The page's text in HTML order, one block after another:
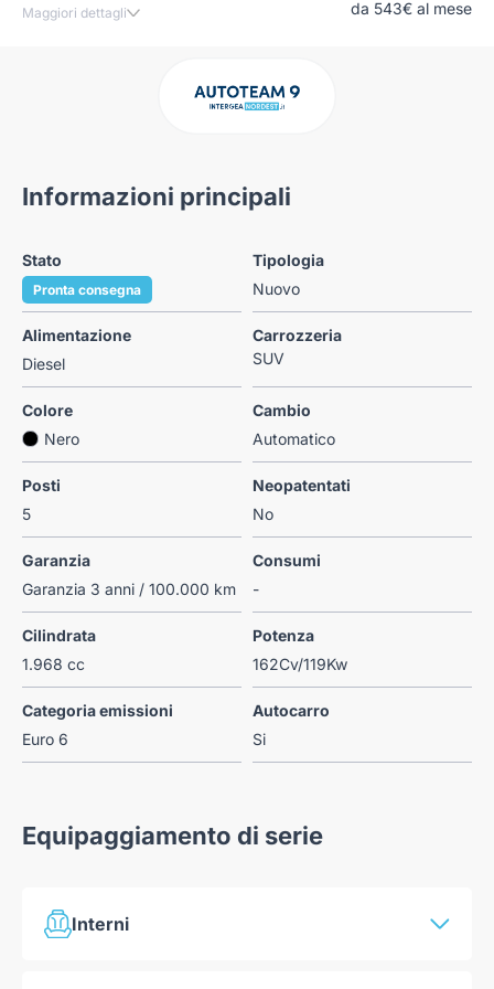
Maggiori dettagli da 543€ al mese
Informazioni principali
Stato
Pronta consegna
Tipologia
Nuovo
Alimentazione
Diesel
Carrozzeria
SUV
Colore
Nero
Cambio
Automatico
Posti
5
Neopatentati
No
Garanzia
Garanzia 3 anni / 100.000 km
Consumi
-
Cilindrata
1.968 cc
Potenza
162Cv/119Kw
Categoria emissioni
Euro 6
Autocarro
Si
Equipaggiamento di serie
Interni